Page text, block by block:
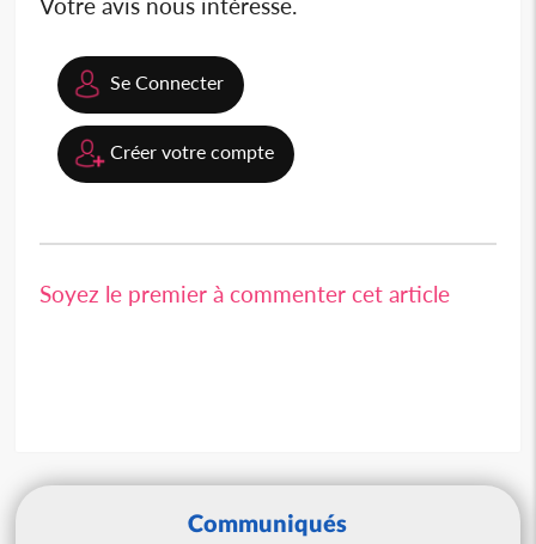
Votre avis nous intéresse.
Se Connecter
Créer votre compte
Soyez le premier à commenter cet article
Communiqués